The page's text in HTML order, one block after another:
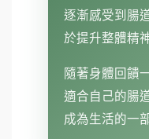
逐漸感受到腸
於提升整體精
隨著身體回饋
適合自己的腸
成為生活的一